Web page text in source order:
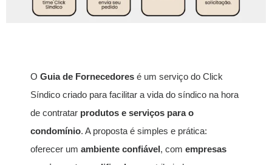
O Guia de Fornecedores é um serviço do Click
Síndico criado para facilitar a vida do síndico na hora
de contratar produtos e serviços para o
condomínio. A proposta é simples e prática:
oferecer um ambiente confiável, com empresas